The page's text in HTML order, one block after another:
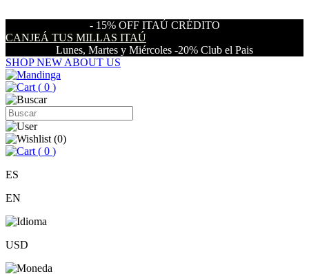
- 15% OFF ITAÚ CRÉDITO
CANJEÁ TUS MILLAS ITAÚ
Lunes, Martes y Miércoles -20% Club el Pais
SHOP NEW ABOUT US
( 0 )
(0)
( 0 )
ES
EN
USD